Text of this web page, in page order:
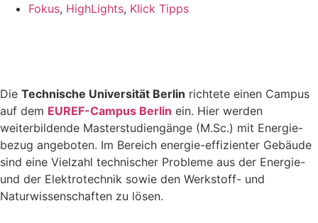
Fokus, HighLights, Klick Tipps
Die Technische Universität Berlin richtete einen Campus
auf dem EUREF-Campus Berlin ein. Hier werden
weiterbildende Masterstudiengänge (M.Sc.) mit Energie-
bezug angeboten. Im Bereich energie-effizienter Gebäude
sind eine Vielzahl technischer Probleme aus der Energie-
und der Elektrotechnik sowie den Werkstoff- und
Naturwissenschaften zu lösen.